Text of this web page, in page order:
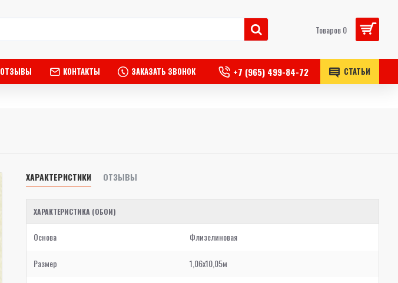
Товаров 0
ОТЗЫВЫ КОНТАКТЫ ЗАКАЗАТЬ ЗВОНОК +7 (965) 499-84-72 СТАТЬИ
ХАРАКТЕРИСТИКИ ОТЗЫВЫ
ХАРАКТЕРИСТИКА (ОБОИ)
Основа Флизелиновая
Размер 1,06x10,05м